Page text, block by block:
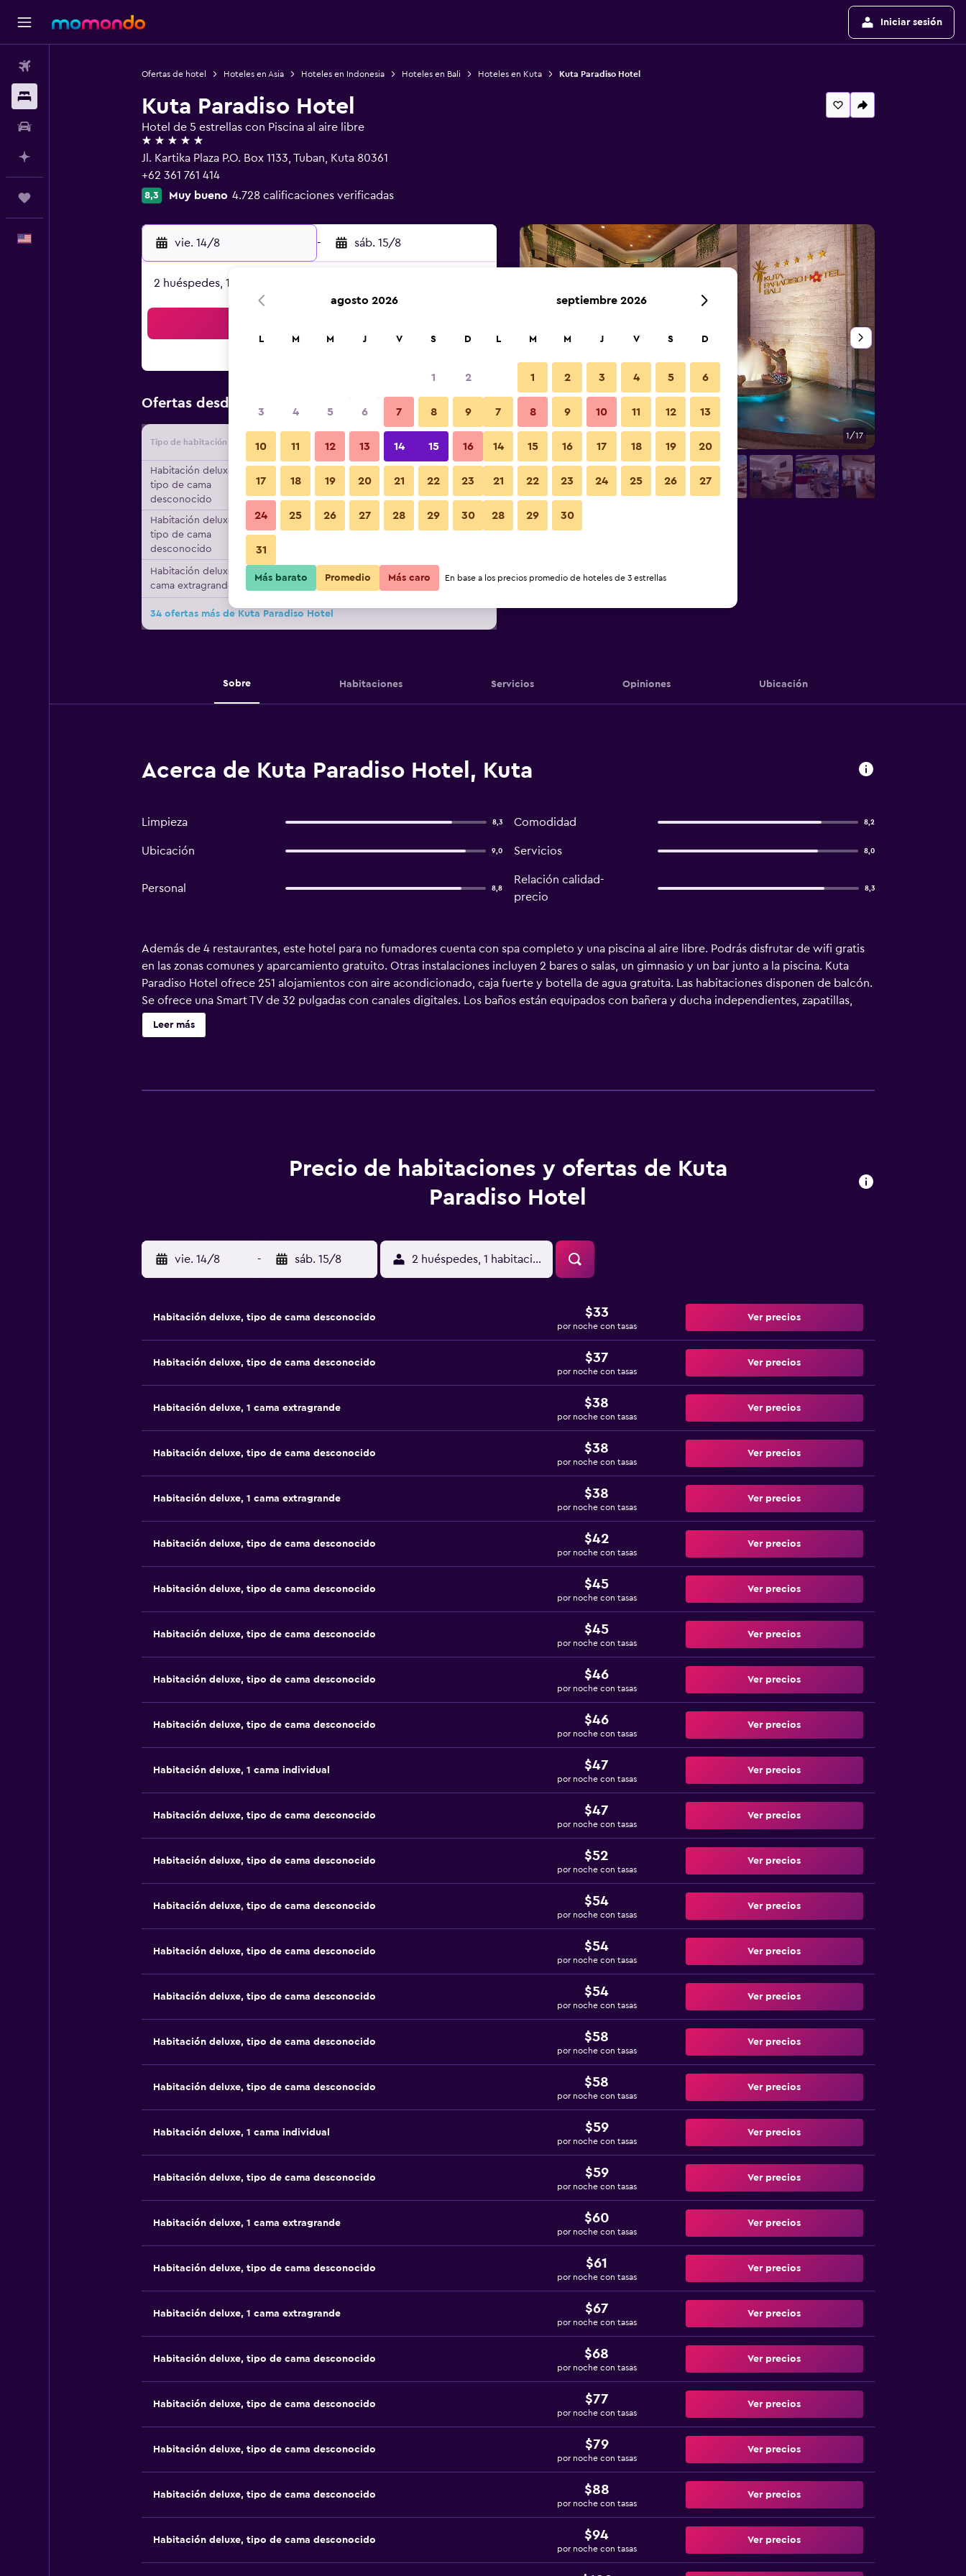
Iniciar sesión
Ofertas de hotel Hoteles en Asia Hoteles en Indonesia Hoteles en Bali Hoteles en Kuta Kuta Paradiso Hotel
Kuta Paradiso Hotel
Hotel de 5 estrellas con Piscina al aire libre
5 estrellas
Jl. Kartika Plaza P.O. Box 1133, Tuban, Kuta 80361
+62 361 761 414
8,3 Muy bueno 4.728 calificaciones verificadas
vie. 14/8 - sáb. 15/8
2 huéspedes, 1 habitación
Ofertas desde Oferta más barata de precio por noche
Tipo de habitación Proveedor Total noche
Habitación deluxe,
tipo de cama
desconocido
$33 Ver oferta
Habitación deluxe,
tipo de cama
desconocido
Habitación deluxe, 1
cama extragrande
$38 Ver oferta
34 ofertas más de Kuta Paradiso Hotel
Lobby 1/17
Fotos
Sobre Habitaciones Servicios Opiniones Ubicación
Acerca de Kuta Paradiso Hotel, Kuta
Limpieza 8,3 Comodidad 8,2
Ubicación 9,0 Servicios 8,0
Personal 8,8
Relación calidad-
precio
8,3
Además de 4 restaurantes, este hotel para no fumadores cuenta con spa completo y una piscina al aire libre. Podrás disfrutar de wifi gratis
en las zonas comunes y aparcamiento gratuito. Otras instalaciones incluyen 2 bares o salas, un gimnasio y un bar junto a la piscina. Kuta
Paradiso Hotel ofrece 251 alojamientos con aire acondicionado, caja fuerte y botella de agua gratuita. Las habitaciones disponen de balcón.
Se ofrece una Smart TV de 32 pulgadas con canales digitales. Los baños están equipados con bañera y ducha independientes, zapatillas,
bidé y secador de pelo. Este hotel en Kuta ofrece acceso a Internet wifi gratis. Entre las comodidades especialmente pensadas para las
personas en viaje de negocios se incluyen escritorio, sillas de oficina y teléfono. Se ofrece servicio de limpieza todos los días. En el
Leer más
Precio de habitaciones y ofertas de Kuta
Paradiso Hotel
vie. 14/8 - sáb. 15/8 2 huéspedes, 1 habitación
Habitación deluxe, tipo de cama desconocido $33
por noche con tasas
Ver precios
Habitación deluxe, tipo de cama desconocido $37
por noche con tasas
Ver precios
Habitación deluxe, 1 cama extragrande $38
por noche con tasas
Ver precios
Habitación deluxe, tipo de cama desconocido $38
por noche con tasas
Ver precios
Habitación deluxe, 1 cama extragrande $38
por noche con tasas
Ver precios
Habitación deluxe, tipo de cama desconocido $42
por noche con tasas
Ver precios
Habitación deluxe, tipo de cama desconocido $45
por noche con tasas
Ver precios
Habitación deluxe, tipo de cama desconocido $45
por noche con tasas
Ver precios
Habitación deluxe, tipo de cama desconocido $46
por noche con tasas
Ver precios
Habitación deluxe, tipo de cama desconocido $46
por noche con tasas
Ver precios
Habitación deluxe, 1 cama individual $47
por noche con tasas
Ver precios
Habitación deluxe, tipo de cama desconocido $47
por noche con tasas
Ver precios
Habitación deluxe, tipo de cama desconocido $52
por noche con tasas
Ver precios
Habitación deluxe, tipo de cama desconocido $54
por noche con tasas
Ver precios
Habitación deluxe, tipo de cama desconocido $54
por noche con tasas
Ver precios
Habitación deluxe, tipo de cama desconocido $54
por noche con tasas
Ver precios
Habitación deluxe, tipo de cama desconocido $58
por noche con tasas
Ver precios
Habitación deluxe, tipo de cama desconocido $58
por noche con tasas
Ver precios
Habitación deluxe, 1 cama individual $59
por noche con tasas
Ver precios
Habitación deluxe, tipo de cama desconocido $59
por noche con tasas
Ver precios
Habitación deluxe, 1 cama extragrande $60
por noche con tasas
Ver precios
Habitación deluxe, tipo de cama desconocido $61
por noche con tasas
Ver precios
Habitación deluxe, 1 cama extragrande $67
por noche con tasas
Ver precios
Habitación deluxe, tipo de cama desconocido $68
por noche con tasas
Ver precios
Habitación deluxe, tipo de cama desconocido $77
por noche con tasas
Ver precios
Habitación deluxe, tipo de cama desconocido $79
por noche con tasas
Ver precios
Habitación deluxe, tipo de cama desconocido $88
por noche con tasas
Ver precios
Habitación deluxe, tipo de cama desconocido $94
por noche con tasas
Ver precios
agosto 2026
L M M J V S D
1 2
3 4 5 6 7 8 9
10 11 12 13 14 15 16
17 18 19 20 21 22 23
24 25 26 27 28 29 30
31
septiembre 2026
L M M J V S D
1 2 3 4 5 6
7 8 9 10 11 12 13
14 15 16 17 18 19 20
21 22 23 24 25 26 27
28 29 30
Más barato Promedio Más caro En base a los precios promedio de hoteles de 3 estrellas